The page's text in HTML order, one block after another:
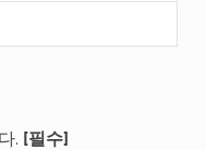
. [필수]